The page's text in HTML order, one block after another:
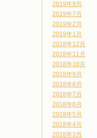
2019年9月
2019年7月
2019年2月
2019年1月
2018年12月
2018年11月
2018年10月
2018年9月
2018年8月
2018年7月
2018年6月
2018年5月
2018年4月
2018年3月